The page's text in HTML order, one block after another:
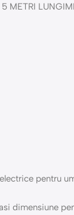
METRI
pentru
dimensiune